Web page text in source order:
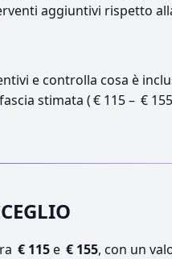
aggiuntivi rispetto
e controlla cosa è
stimata ( € 115 – €
€ 115e € 155, con un